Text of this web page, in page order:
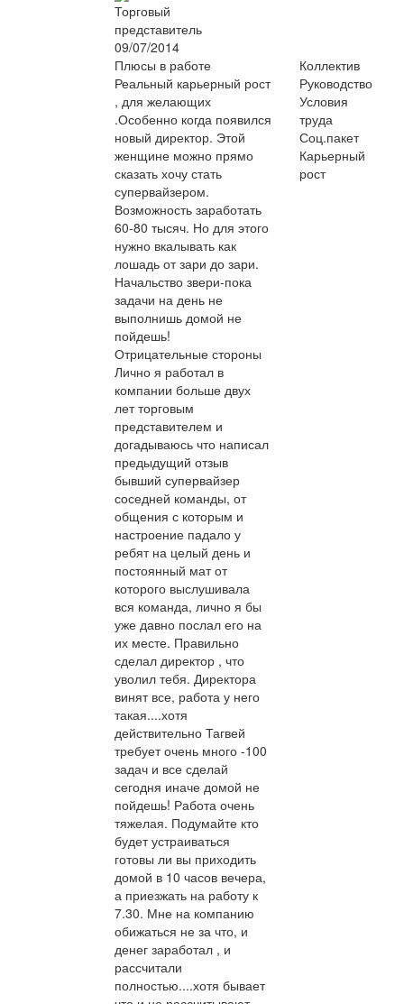
Торговый
представитель
09/07/2014
Плюсы в работе
Реальный карьерный рост
, для желающих
.Особенно когда появился
новый директор. Этой
женщине можно прямо
сказать хочу стать
супервайзером.
Возможность заработать
60-80 тысяч. Но для этого
нужно вкалывать как
лошадь от зари до зари.
Начальство звери-пока
задачи на день не
выполнишь домой не
пойдешь!
Отрицательные стороны
Лично я работал в
компании больше двух
лет торговым
представителем и
догадываюсь что написал
предыдущий отзыв
бывший супервайзер
соседней команды, от
общения с которым и
настроение падало у
ребят на целый день и
постоянный мат от
которого выслушивала
вся команда, лично я бы
уже давно послал его на
их месте. Правильно
сделал директор , что
уволил тебя. Директора
винят все, работа у него
такая....хотя
действительно Тагвей
требует очень много -100
задач и все сделай
сегодня иначе домой не
пойдешь! Работа очень
тяжелая. Подумайте кто
будет устраиваться
готовы ли вы приходить
домой в 10 часов вечера,
а приезжать на работу к
7.30. Мне на компанию
обижаться не за что, и
денег заработал , и
рассчитали
полностью....хотя бывает
Коллектив
Руководство
Условия
труда
Соц.пакет
Карьерный
рост